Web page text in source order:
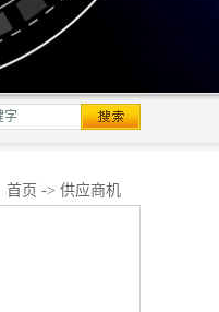
首页 -> 供应商机